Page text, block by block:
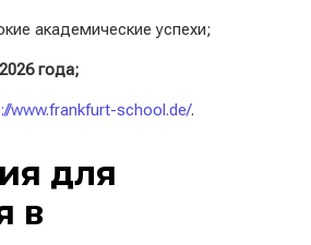
академические успехи;
года;
www.frankfurt-school.de/.
для
в